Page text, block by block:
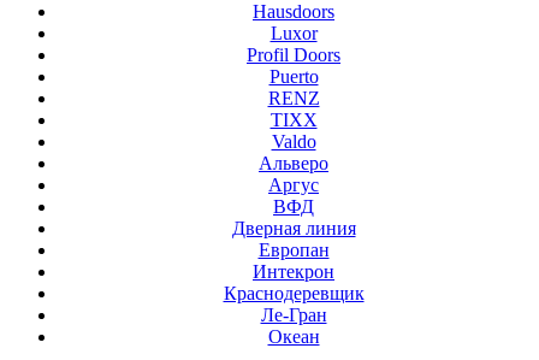
Hausdoors
Luxor
Profil Doors
Puerto
RENZ
TIXX
Valdo
Альверо
Аргус
ВФД
Дверная линия
Европан
Интекрон
Краснодеревщик
Ле-Гран
Океан